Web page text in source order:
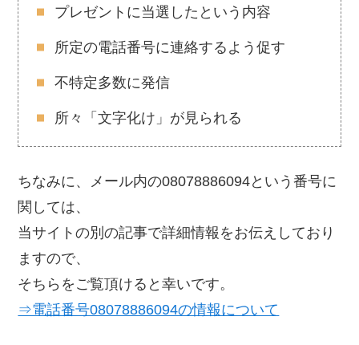
プレゼントに当選したという内容
所定の電話番号に連絡するよう促す
不特定多数に発信
所々「文字化け」が見られる
ちなみに、メール内の08078886094という番号に
関しては、
当サイトの別の記事で詳細情報をお伝えしており
ますので、
そちらをご覧頂けると幸いです。
⇒電話番号08078886094の情報について